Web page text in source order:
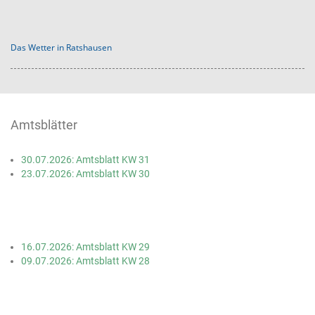
Das Wetter in Ratshausen
Amtsblätter
30.07.2026: Amtsblatt KW 31
23.07.2026: Amtsblatt KW 30
16.07.2026: Amtsblatt KW 29
09.07.2026: Amtsblatt KW 28